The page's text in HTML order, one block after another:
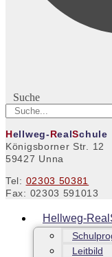
Suche
Hellweg-RealSchule
Königsborner Str. 12
59427 Unna
Tel: 02303 50381
Fax: 02303 591013
Hellweg-
Leitbild